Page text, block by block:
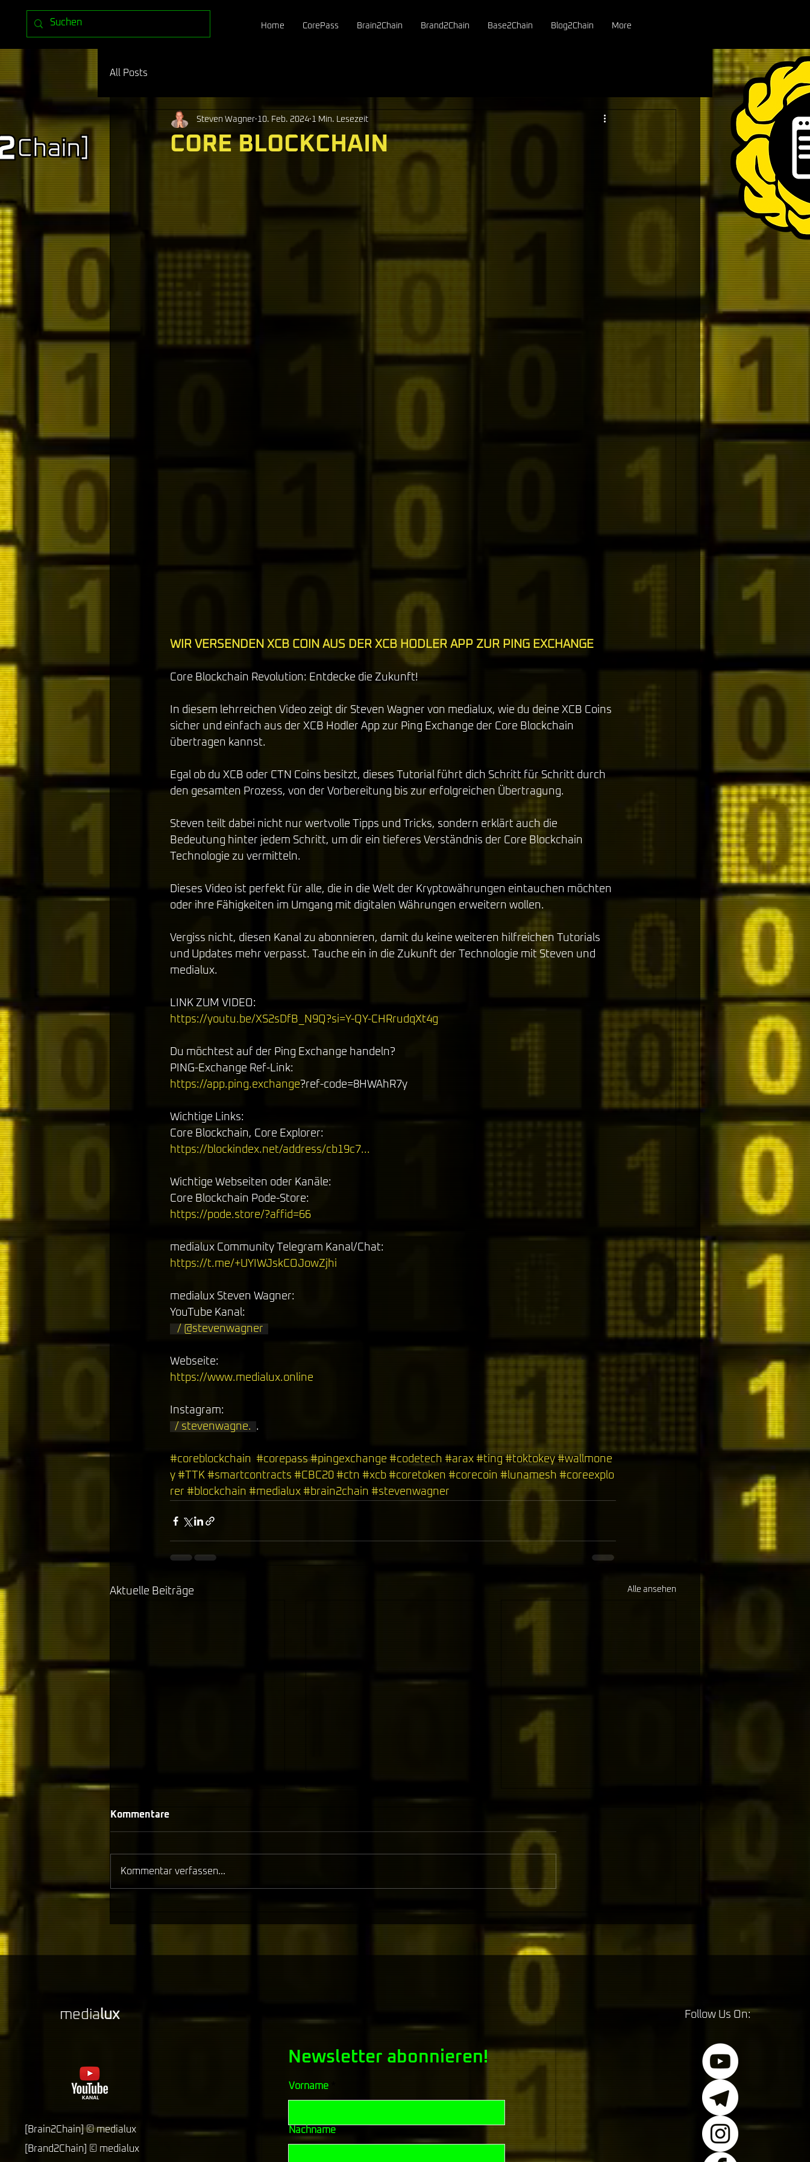
Home CorePass Brain2Chain Brand2Chain Base2Chain Blog2Chain More
All Posts
CORE BLOCKCHAIN
Steven Wagner 10. Feb. 2024 1 Min. Lesezeit
WIR VERSENDEN XCB COIN AUS DER XCB HODLER APP ZUR PING EXCHANGE
Core Blockchain Revolution: Entdecke die Zukunft!
In diesem lehrreichen Video zeigt dir Steven Wagner von medialux, wie du deine XCB Coins
sicher und einfach aus der XCB Hodler App zur Ping Exchange der Core Blockchain
übertragen kannst.
Egal ob du XCB oder CTN Coins besitzt, dieses Tutorial führt dich Schritt für Schritt durch
den gesamten Prozess, von der Vorbereitung bis zur erfolgreichen Übertragung.
Steven teilt dabei nicht nur wertvolle Tipps und Tricks, sondern erklärt auch die
Bedeutung hinter jedem Schritt, um dir ein tieferes Verständnis der Core Blockchain
Technologie zu vermitteln.
Dieses Video ist perfekt für alle, die in die Welt der Kryptowährungen eintauchen möchten
oder ihre Fähigkeiten im Umgang mit digitalen Währungen erweitern wollen.
Vergiss nicht, diesen Kanal zu abonnieren, damit du keine weiteren hilfreichen Tutorials
und Updates mehr verpasst. Tauche ein in die Zukunft der Technologie mit Steven und
medialux.
LINK ZUM VIDEO:
https://youtu.be/XS2sDfB_N9Q?si=Y-QY-CHRrudqXt4g
Du möchtest auf der Ping Exchange handeln?
PING-Exchange Ref-Link:
https://app.ping.exchange ?ref-code=8HWAhR7y
Wichtige Links:
Core Blockchain, Core Explorer:
https://blockindex.net/address/cb19c7...
Wichtige Webseiten oder Kanäle:
Core Blockchain Pode-Store:
https://pode.store/?affid=66
medialux Community Telegram Kanal/Chat:
https://t.me/+UYIWJskCOJowZjhi
medialux Steven Wagner:
YouTube Kanal:
/ @stevenwagner
Webseite:
https://www.medialux.online
Instagram:
/ stevenwagne. .
#coreblockchain #corepass #pingexchange #codetech #arax #ting #toktokey #wallmone
y #TTK #smartcontracts #CBC20 #ctn #xcb #coretoken #corecoin #lunamesh #coreexplo
rer #blockchain #medialux #brain2chain #stevenwagner
Aktuelle Beiträge Alle ansehen
CORE BLOCKCHAINHELDEN
DIE CORE BLOCKCHAIN,
Kommentare
Kommentar verfassen...
medialux
[Brain2Chain]©medialux
[Brand2Chain] © medialux
Newsletter abonnieren!
Vorname
Nachname
Follow Us On: